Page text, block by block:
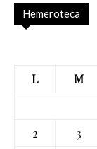
Hemeroteca
L
M
2
3